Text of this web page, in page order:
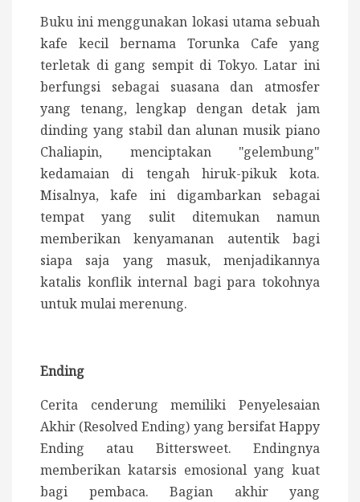
Buku ini menggunakan lokasi utama sebuah
kafe kecil bernama Torunka Cafe yang
terletak di gang sempit di Tokyo. Latar ini
berfungsi sebagai suasana dan atmosfer
yang tenang, lengkap dengan detak jam
dinding yang stabil dan alunan musik piano
Chaliapin, menciptakan "gelembung"
kedamaian di tengah hiruk-pikuk kota.
Misalnya, kafe ini digambarkan sebagai
tempat yang sulit ditemukan namun
memberikan kenyamanan autentik bagi
siapa saja yang masuk, menjadikannya
katalis konflik internal bagi para tokohnya
untuk mulai merenung.
Ending
Cerita cenderung memiliki Penyelesaian
Akhir (Resolved Ending) yang bersifat Happy
Ending atau Bittersweet. Endingnya
memberikan katarsis emosional yang kuat
bagi pembaca. Bagian akhir yang